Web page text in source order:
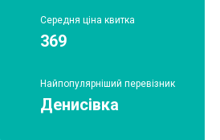
Середня ціна квитка
369
Найпопулярніший перевізник
Денисівка